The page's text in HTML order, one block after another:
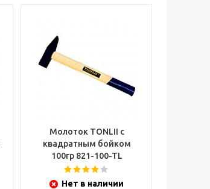
Молоток TONLII с
квадратным бойком
100гр 821-100-TL
Нет в наличии